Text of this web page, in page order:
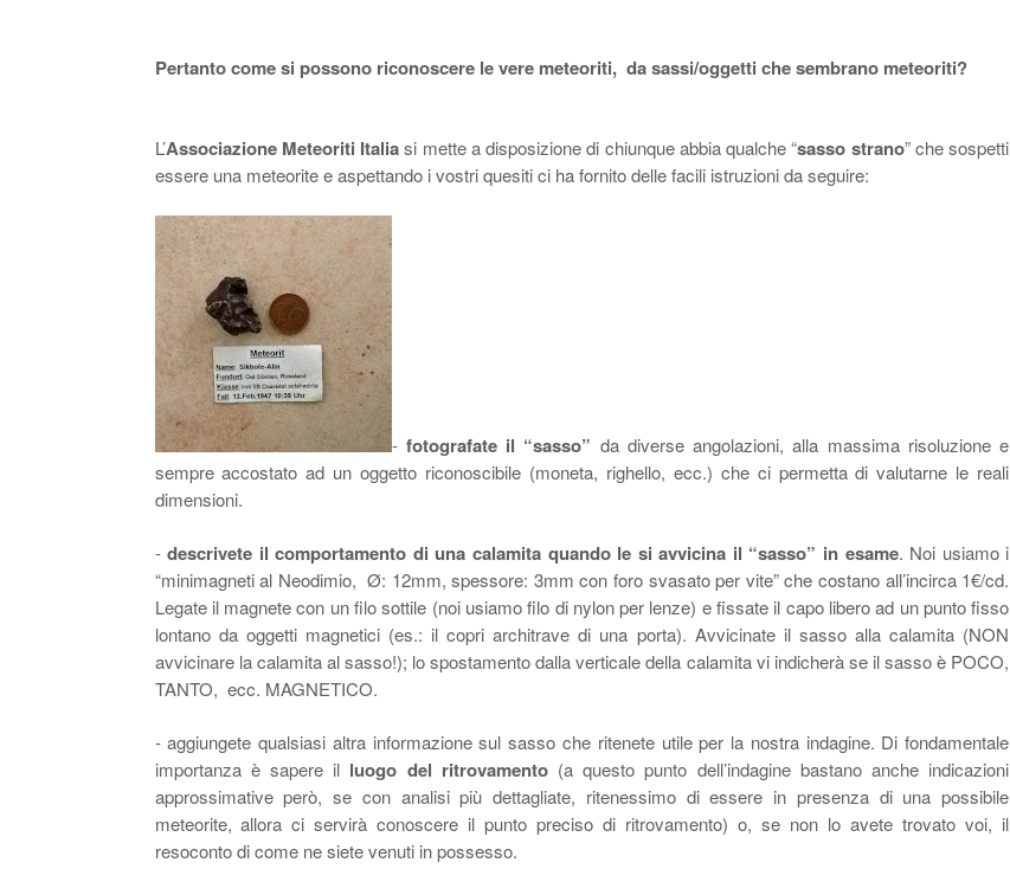
Pertanto come si possono riconoscere le veremeteoriti, da sassi/oggetti che sembrano meteoriti?
L’Associazione Meteoriti Italiasi mette a disposizione di chiunque abbia qualche “sasso strano” che sospetti
essere una meteoritee aspettando i vostri quesiti ci ha fornitodelle facili istruzioni da seguire:
- fotografate il “sasso” da diverse angolazioni, alla massima risoluzione e
sempre accostato ad un oggetto riconoscibile (moneta, righello, ecc.) che ci permetta di valutarne le reali
dimensioni.
-descrivete il comportamento di una calamita quando le si avvicina il “sasso” in esame. Noi usiamo i
“minimagneti al Neodimio, Ø: 12mm, spessore: 3mm con foro svasato per vite” che costano all’incirca 1€/cd.
Legate il magnete con un filo sottile (noi usiamo filo di nylon per lenze) e fissate il capo libero ad un punto fisso
lontano da oggetti magnetici (es.: il copri architrave di una porta). Avvicinate il sasso alla calamita (NON
avvicinare la calamita al sasso!); lo spostamento dalla verticale della calamita vi indicherà se il sasso è POCO,
TANTO, ecc. MAGNETICO.
- aggiungete qualsiasi altra informazione sul sasso che ritenete utile per la nostra indagine. Di fondamentale
importanza è sapere il luogo del ritrovamento(a questo punto dell’indagine bastano anche indicazioni
approssimative però, se con analisi più dettagliate, ritenessimo di essere in presenza di una possibile
meteorite, allora ci servirà conoscere il punto preciso di ritrovamento) o, se non lo avete trovato voi, il
resoconto di come ne siete venuti in possesso.